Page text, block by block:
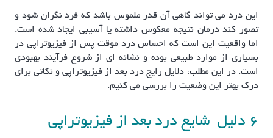
این درد می تواند گاهی آن قدر ملموس باشد که فرد نگران شود و
تصور کند درمان نتیجه معکوس داشته یا آسیبی ایجاد شده است.
اما واقعیت این است که احساس درد موقت پس از فیزیوتراپی در
بسیاری از موارد طبیعی بوده و نشانه ای از شروع فرآیند بهبودی
است. در این مطلب، دلایل رایج درد بعد از فیزیوتراپی و نکاتی برای
درک بهتر این وضعیت را بررسی می کنیم.
6 دلیل شایع درد بعد از فیزیوتراپی